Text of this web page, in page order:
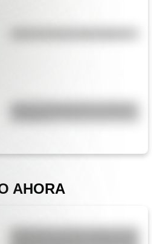
AHORA
Efemérides del 6 de agosto: tres